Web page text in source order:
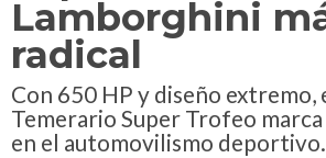
Lamborghini
radical
Con 650 HP y diseño extremo,
Temerario Super Trofeo marca
en el automovilismo